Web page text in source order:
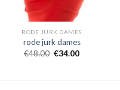
RODE JURK DAMES
rode jurk dames
€48.00 €34.00